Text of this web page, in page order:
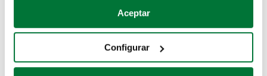
Si lo permite, también quisiéramos:
Recopilar información sobre su ubicación geográfica
Identificar su dispositivo analizándolo activamente
para buscar características específicas (huellas
Aceptar
Configurar
Coches de km0